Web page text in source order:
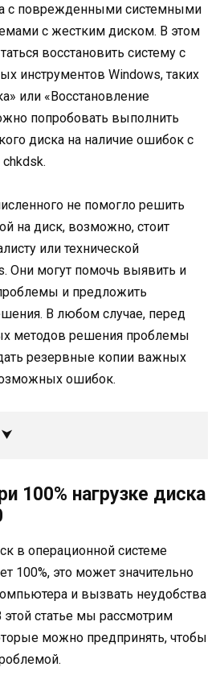
с поврежденными системными
с жестким диском. В этом
восстановить систему с
инструментов Windows, таких
или «Восстановление
попробовать выполнить
диска на наличие ошибок с
не помогло решить
на диск, возможно, стоит
или технической
Они могут помочь выявить и
и предложить
В любом случае, перед
методов решения проблемы
резервные копии важных
ошибок.
100% нагрузке диска
в операционной системе
100%, это может значительно
и вызвать неудобства
этой статье мы рассмотрим
можно предпринять, чтобы